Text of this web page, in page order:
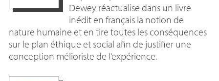
Dewey réactualise dans un livre
inédit en français la notion de
nature humaine et en tire toutes les conséquences
sur le plan éthique et social afin de justifier une
conception mélioriste de l’expérience.